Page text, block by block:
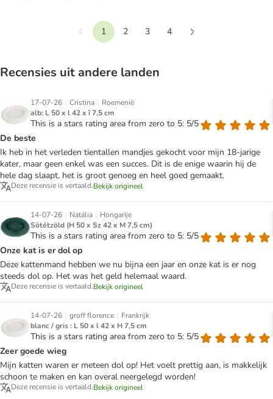
Terug 1 2 3
4
Recensies uit andere landen
17-07-26 | Cristina | Roemenië
alb: L 50 x l 42 x î 7,5 cm
This is a stars rating area from zero to 5: 5/5
De beste
Ik heb in het verleden tientallen mandjes gekocht voor mijn 18-jarige
kater, maar geen enkel was een succes. Dit is de enige waarin hij de
hele dag slaapt, het is groot genoeg en heel goed gemaakt.
Deze recensie is vertaald.Bekijk origineel
14-07-26 | Natália | Hongarije
Sötétzöld (H 50 x Sz 42 x M 7,5 cm)
This is a stars rating area from zero to 5: 5/5
Onze kat is er dol op
Deze kattenmand hebben we nu bijna een jaar en onze kat is er nog
steeds dol op. Het was het geld helemaal waard.
Deze recensie is vertaald.Bekijk origineel
14-07-26 | groff florence | Frankrijk
blanc / gris : L 50 x l 42 x H 7,5 cm
This is a stars rating area from zero to 5: 5/5
Zeer goede wieg
Mijn katten waren er meteen dol op! Het voelt prettig aan, is makkelijk
schoon te maken en kan overal neergelegd worden!
Deze recensie is vertaald.Bekijk origineel